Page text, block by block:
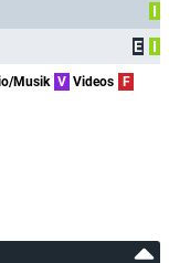
I
E I
Musik V Videos
F